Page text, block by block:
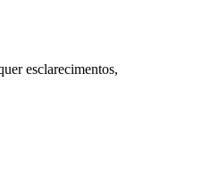
esclarecimentos,